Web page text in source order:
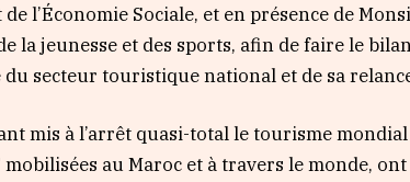
l’Économie Sociale, et en présence de
la jeunesse et des sports, afin de faire le
du secteur touristique national et de sa
mis à l’arrêt quasi-total le tourisme
mobilisées au Maroc et à travers le monde,